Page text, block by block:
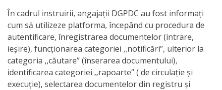
activitate
Transparență
Achiziții
publice
În cadrul instruirii, angajații DGPDC au fost informați
cum să utilizeze platforma, începând cu procedura de
autentificare, înregistrarea documentelor (intrare,
ieșire), funcționarea categoriei ,,notificări”, ulterior la
categoria ,,căutare” (înserarea documentului),
identificarea categoriei ,,rapoarte” ( de circulație și
execuție), selectarea documentelor din registru și